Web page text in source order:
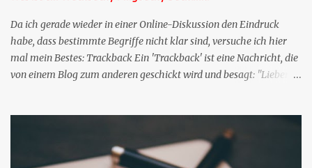
Da ich gerade wieder in einer Online-Diskussion den Eindruck
habe, dass bestimmte Begriffe nicht klar sind, versuche ich hier
mal mein Bestes: Trackback Ein 'Trackback' ist eine Nachricht, die
von einem Blog zum anderen geschickt wird und besagt: "Lieber
was ich zu deinem Inhalt zu sagen hatte." Diese
Nachrichtenfunktion wird 'angestoßen' in dem 'mein' Blog an die